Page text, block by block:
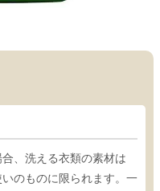
、洗える衣類の素材は
のものに限られます。一